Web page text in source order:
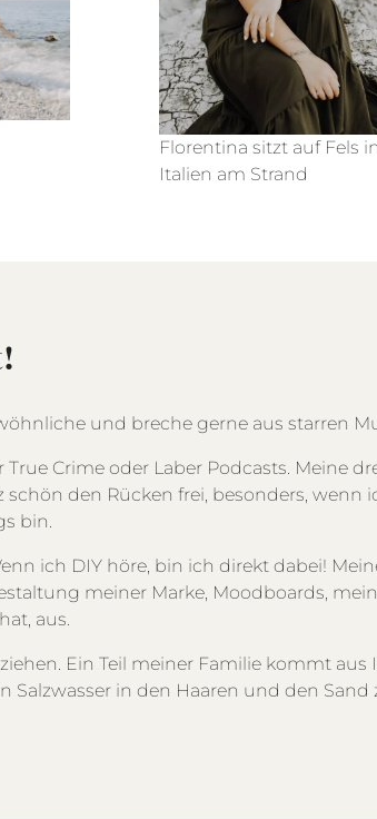
Florentina sitzt auf Fels in
Italien am Strand
und breche gerne aus starren
Crime oder Laber Podcasts. Meine
den Rücken frei, besonders, wenn
bin.
ich DIY höre, bin ich direkt dabei!
meiner Marke, Moodboards,
aus.
Ein Teil meiner Familie kommt aus
in den Haaren und den Sand